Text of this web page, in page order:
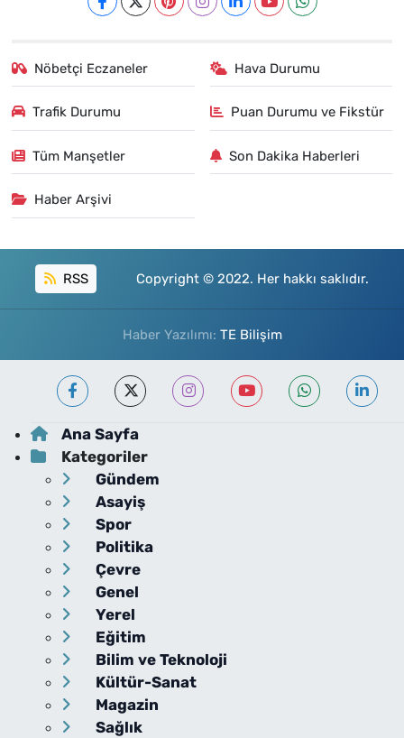
Nöbetçi Eczaneler Hava Durumu
Trafik Durumu Puan Durumu ve Fikstür
Tüm Manşetler Son Dakika Haberleri
Haber Arşivi
RSS Copyright © 2022. Her hakkı saklıdır.
Haber Yazılımı: TE Bilişim
Ana Sayfa
Kategoriler
Gündem
Asayiş
Spor
Politika
Çevre
Genel
Yerel
Eğitim
Bilim ve Teknoloji
Kültür-Sanat
Magazin
Sağlık